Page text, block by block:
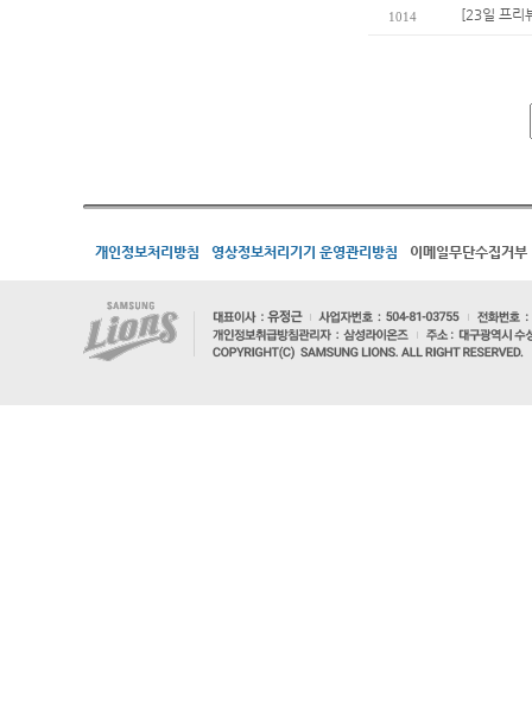
1014 [23일 프리
개인정보처리방침 영상정보처리기기 운영관리방침 이메일무단수집거부